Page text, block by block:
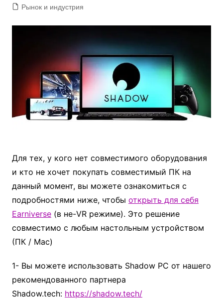
Рынок и индустрия
Для тех, у кого нет совместимого оборудования
и кто не хочет покупать совместимый ПК на
данный момент, вы можете ознакомиться с
подробностями ниже, чтобы открыть для себя
Earniverse(в не-VR режиме). Это решение
совместимо с любым настольным устройством
(ПК / Mac)
1- Вы можете использовать Shadow PC от нашего
рекомендованного партнера
Shadow.tech: https://shadow.tech/